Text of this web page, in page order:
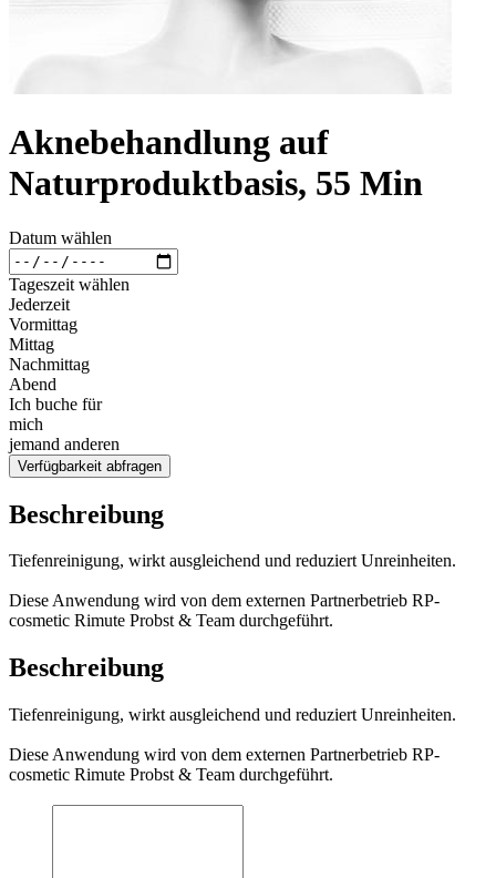
Aknebehandlung auf
Naturproduktbasis, 55 Min
Datum wählen
Tageszeit wählen
Jederzeit
Vormittag
Mittag
Nachmittag
Abend
Ich buche für
mich
jemand anderen
Verfügbarkeit abfragen
Beschreibung
Tiefenreinigung, wirkt ausgleichend und reduziert Unreinheiten.
Diese Anwendung wird von dem externen Partnerbetrieb RP-
cosmetic Rimute Probst & Team durchgeführt.
Beschreibung
Tiefenreinigung, wirkt ausgleichend und reduziert Unreinheiten.
Diese Anwendung wird von dem externen Partnerbetrieb RP-
cosmetic Rimute Probst & Team durchgeführt.